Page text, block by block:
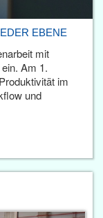
EBENE
mit
Am 1.
im
und